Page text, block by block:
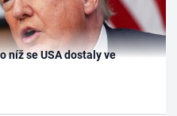
níž se USA dostaly ve